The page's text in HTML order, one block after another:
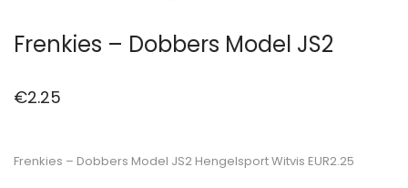
Frenkies – Dobbers Model JS2
€2.25
Frenkies – Dobbers Model JS2 Hengelsport Witvis EUR2.25